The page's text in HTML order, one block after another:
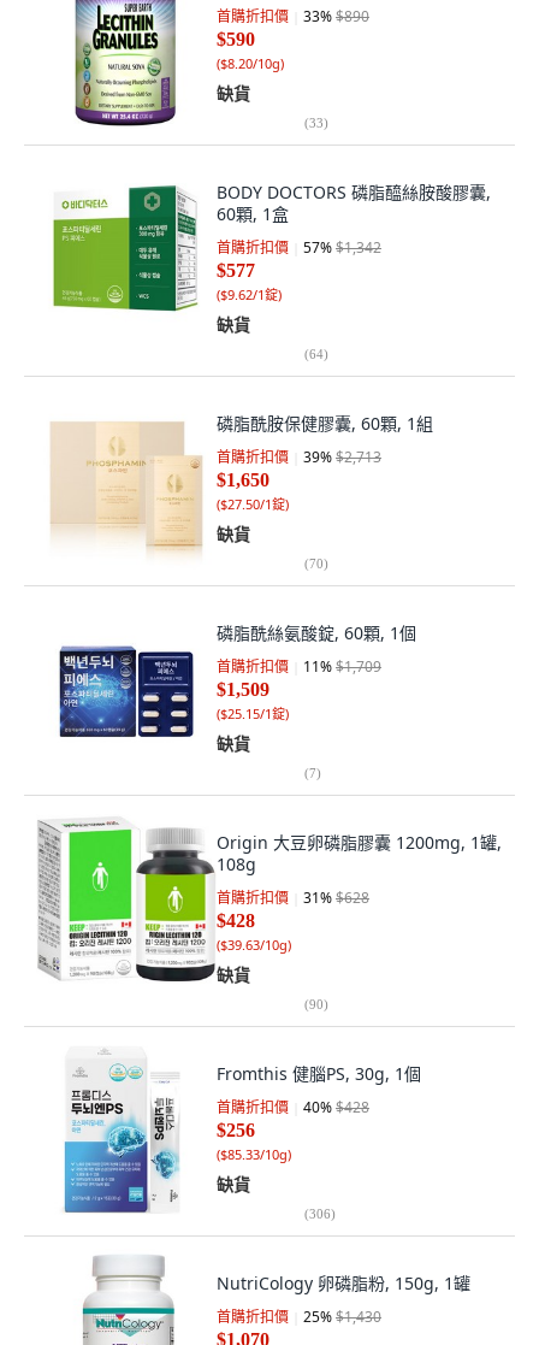
首購折扣價 33%$890
$590
($8.20/10g)
缺貨
(33)
BODY DOCTORS 磷脂醯絲胺酸膠囊,
60顆, 1盒
首購折扣價 57%$1,342
$577
($9.62/1錠)
缺貨
(64)
磷脂酰胺保健膠囊, 60顆, 1組
首購折扣價 39%$2,713
$1,650
($27.50/1錠)
缺貨
(70)
磷脂酰絲氨酸錠, 60顆, 1個
首購折扣價 11%$1,709
$1,509
($25.15/1錠)
缺貨
(7)
Origin 大豆卵磷脂膠囊 1200mg, 1罐,
108g
首購折扣價 31%$628
$428
($39.63/10g)
缺貨
(90)
Fromthis 健腦PS, 30g, 1個
首購折扣價 40%$428
$256
($85.33/10g)
缺貨
(306)
NutriCology 卵磷脂粉, 150g, 1罐
首購折扣價 25%$1,430
$1,070